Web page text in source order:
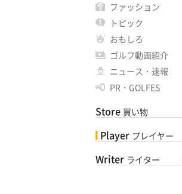
ファッション
トピック
おもしろ
ゴルフ動画紹介
ニュース・速報
PR・GOLFES
Store 買い物
Player プレイヤー
Writer ライター